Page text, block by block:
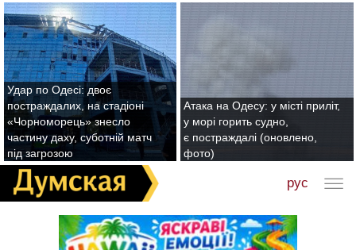
Удар по Одесі: двоє
постраждалих, на стадіоні
«Чорноморець» знесло
частину даху, суботній матч
під загрозою
Атака на Одесу: у місті приліт,
у морі горить судно,
є постраждалі (оновлено,
фото)
рус